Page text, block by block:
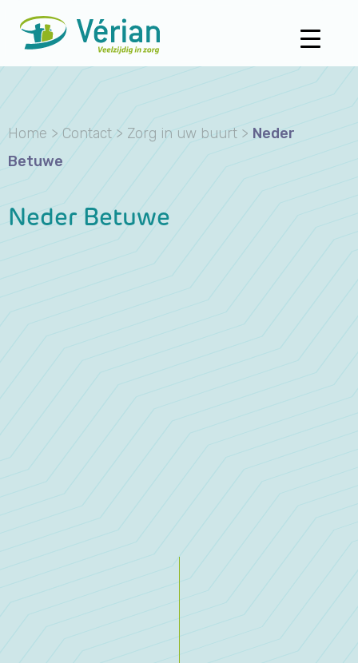
Home > Contact > Zorg in uw buurt > Neder
Betuwe
Neder Betuwe